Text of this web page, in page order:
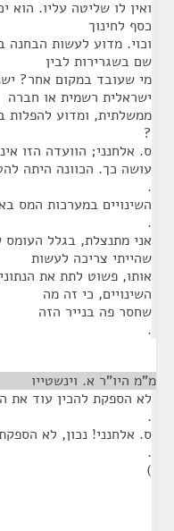
ואין לו שליטה עליו. הוא
כסף לחינוך
וכוי. מדוע לעשות הבחנה
שם בשגרירות לבין
מי שעובד במקום אחר?
ישראלית רשמית או חברה
ממשלתית, ומדוע להפלות
?
ס. אלחנני; הוועדה הזו
עושה כך. הכוונה היתה
.
השינויים במערכות המס
.
אני מתנצלת, בגלל
שהייתי צריכה לעשות
אותו, פשוט לתת את
השינויים, כי זה מה
שחסר פה בנייר הזה
.
מ"מ היו"ר א. וינשטייו
לא הספקת להכין עוד את
.
ס. אלחנני! נכון, לא
.
)